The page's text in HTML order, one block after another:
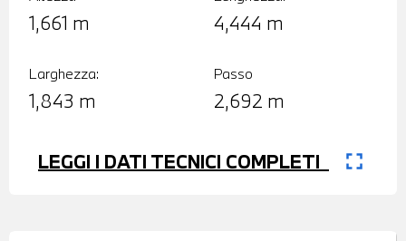
1,661 m 4,444 m
Larghezza:
1,843 m
Passo
2,692 m
LEGGI I DATI TECNICI COMPLETI fullscreen